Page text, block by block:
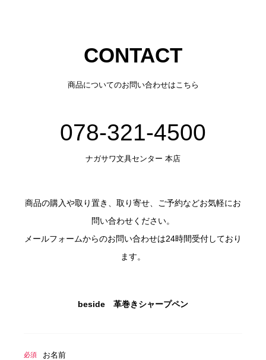
CONTACT
商品についてのお問い合わせはこちら
078-321-4500
ナガサワ文具センター 本店
商品の購入や取り置き、取り寄せ、ご予約などお気軽にお
問い合わせください。
メールフォームからのお問い合わせは24時間受付しており
ます。
beside 革巻きシャープペン
必須 お名前